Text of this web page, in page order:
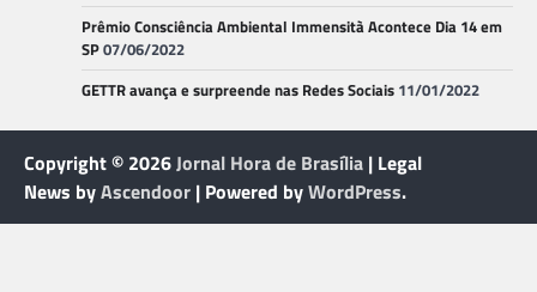
Prêmio Consciência Ambiental Immensità Acontece Dia 14 em
SP07/06/2022
GETTR avança e surpreende nas Redes Sociais 11/01/2022
Copyright © 2026Jornal Hora de Brasília | Legal
News byAscendoor | Powered byWordPress.